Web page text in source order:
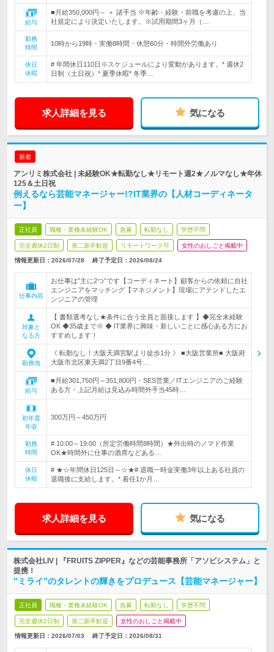
給与
■月給350,000円～ ＋ 諸手当 ※年齢・経験・前職を考慮の上、当
社規定により決定いたします。※試用期間3ヶ月（…
勤務
時間
10時から19時・実働8時間・休憩60分・時間外労働あり
休日
休暇
# 年間休日110日※スケジュールにより変動があります。* 週休2
日制（土日祝）* 夏季休暇* 冬季…
求人詳細を見る 気になる
新着
アンリミ株式会社 | 未経験OK★転勤なし★リモート週2★ノルマなし★年休
125＆土日祝
例えるなら芸能マネージャー!?IT業界の【人材コーディネータ
ー】
正社員 職種・業種未経験OK 急募 転勤なし 学歴不問
完全週休2日制 第二新卒歓迎 リモートワーク可 女性のおしごと掲載中
情報更新日：2026/07/28 終了予定日： 2026/08/24
仕事内容
お仕事は″主に2つ”です【コーディネート】顧客からの依頼に自社
エンジニアをマッチング【マネジメント】現場にアテンドしたエ
ンジニアの管理
対象と
なる方
【 書類選考なし★条件に合う全員と面接します 】◆完全未経験
OK ◆35歳まで※ ◆ IT業界に興味・新しいことに感心ある方にお
すすめします！
勤務地
《 転勤なし！大阪天満宮駅より徒歩1分 》 ■大阪営業所■ 大阪府
大阪市北区東天満2丁目9番4号…
給与
■月給301,750円～351,800円・SES営業／ITエンジニアのご経験
ある方・上記月給は見込み時間外手当45時…
初年度
年収
300万円～450万円
勤務
時間
# 10:00～19:00（所定労働時間8時間）★外出時のノマド作業
OK★時間外に仕事の酒席などある…
休日
休暇
# ★☆年間休日125日～☆★# 退職一時金実働3年以上ある社員の
退職後に支給します。* 着任1か月…
求人詳細を見る 気になる
株式会社LIV | 『FRUITS ZIPPER』などの芸能事務所「アソビシステム」と
提携！
”ミライ”のタレントの輝きをプロデュース【芸能マネージャー】
正社員 職種・業種未経験OK 急募 転勤なし 学歴不問
完全週休2日制 第二新卒歓迎 女性のおしごと掲載中
情報更新日：2026/07/03 終了予定日： 2026/08/31